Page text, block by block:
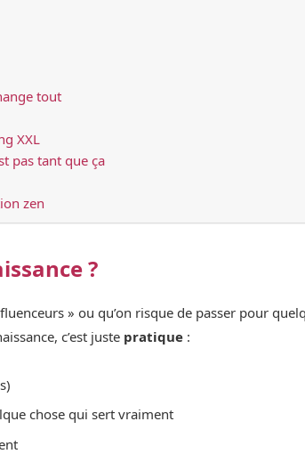
tout
XXL
pas tant que ça
zen
?
» ou qu’on risque de passer pour
c’est juste pratique :
chose qui sert vraiment